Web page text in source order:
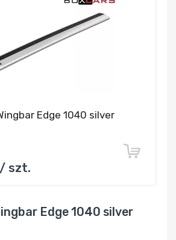
Edge 1040 silver
szt.
Edge 1040 silver